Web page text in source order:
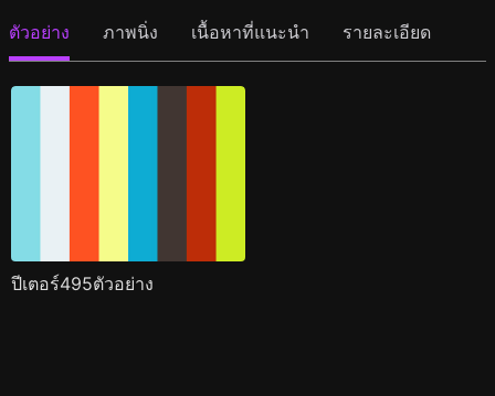
ตัวอย่าง ภาพนิ่ง เนื้อหาที่แนะนำ รายละเอียด
ปีเตอร์495ตัวอย่าง